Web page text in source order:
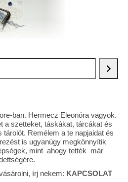
ban. Hermecz Eleonóra vagyok.
a szetteket, táskákat, tárcákat és
Remélem a te napjaidat és
is ugyanúgy megkönnyítik
mint ahogy tették már
írj nekem: KAPCSOLAT